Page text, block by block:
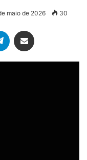
maio de 2026 30